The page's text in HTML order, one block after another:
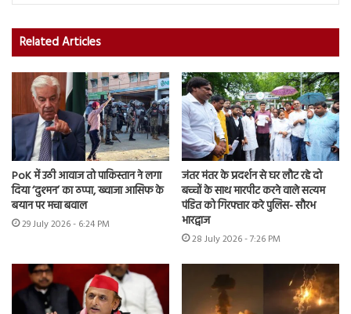
Related Articles
PoK में उठी आवाज तो पाकिस्तान ने लगा
दिया ‘दुश्मन’ का ठप्पा, ख्वाजा आसिफ के
बयान पर मचा बवाल
29 July 2026 - 6:24 PM
जंतर मंतर के प्रदर्शन से घर लौट रहे दो
बच्चों के साथ मारपीट करने वाले सत्यम
पंडित को गिरफ्तार करे पुलिस- सौरभ
भारद्वाज
28 July 2026 - 7:26 PM